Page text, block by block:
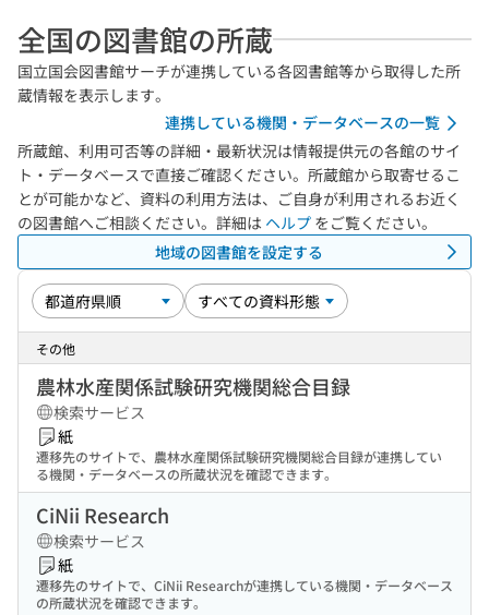
全国の図書館の所蔵
国立国会図書館サーチが連携している各図書館等から取得した所
蔵情報を表示します。
連携している機関・データベースの一覧
所蔵館、利用可否等の詳細・最新状況は情報提供元の各館のサイ
ト・データベースで直接ご確認ください。所蔵館から取寄せるこ
とが可能かなど、資料の利用方法は、ご自身が利用されるお近く
の図書館へご相談ください。詳細は ヘルプ をご覧ください。
地域の図書館を設定する
その他
農林水産関係試験研究機関総合目録
検索サービス
紙
遷移先のサイトで、農林水産関係試験研究機関総合目録が連携してい
る機関・データベースの所蔵状況を確認できます。
CiNii Research
検索サービス
紙
遷移先のサイトで、CiNii Researchが連携している機関・データベース
の所蔵状況を確認できます。